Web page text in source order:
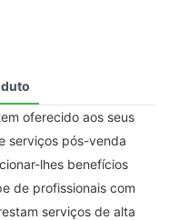
oferecido aos seus
serviços pós-venda
lhes benefícios
de profissionais com
serviços de alta